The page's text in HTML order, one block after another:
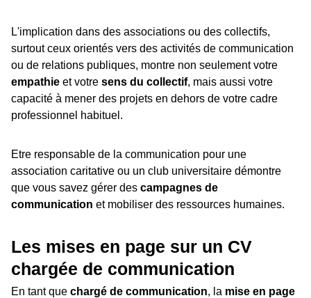
L'implication dans des associations ou des collectifs,
surtout ceux orientés vers des activités de communication
ou de relations publiques, montre non seulement votre
empathie et votre sens du collectif, mais aussi votre
capacité à mener des projets en dehors de votre cadre
professionnel habituel.
Etre responsable de la communication pour une
association caritative ou un club universitaire démontre
que vous savez gérer des campagnes de
communication et mobiliser des ressources humaines.
Les mises en page sur un CV
chargée de communication
En tant que chargé de communication, la mise en page